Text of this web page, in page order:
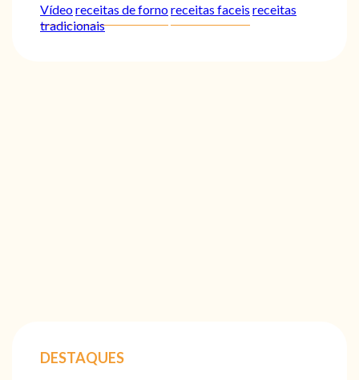
Vídeoreceitas de fornoreceitas faceis receitas
tradicionais
DESTAQUES